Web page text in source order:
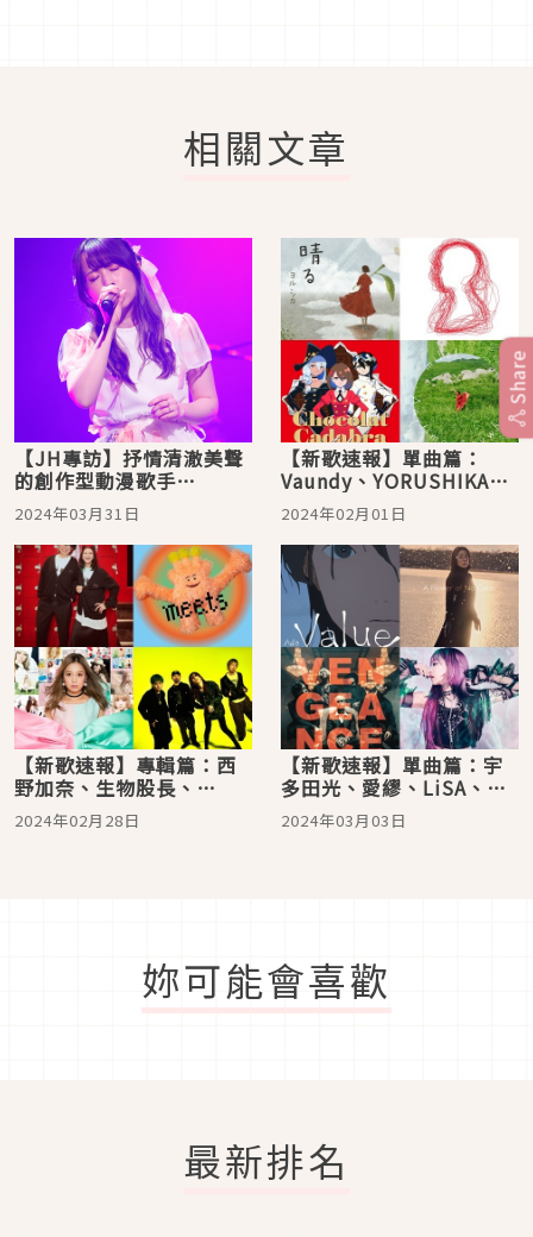
相關文章
【JH專訪】抒情清澈美聲
的創作型動漫歌手
yanaginagi久違登台，最
期待手搖店的新菜單！
2024年03月31日
【新歌速報】單曲篇：
Vaundy、YORUSHIKA、
Ado、milet 新年第一
發！2024年1月新歌發行
2024年02月01日
【新歌速報】專輯篇：西
野加奈、生物股長、
SUPER BEAVER、黒猫同
盟新發行！
2024年02月28日
【新歌速報】單曲篇：宇
多田光、愛繆、LiSA、
Ado、Uru 歌姬齊齊登
場！
2024年03月03日
妳可能會喜歡
最新排名
Share